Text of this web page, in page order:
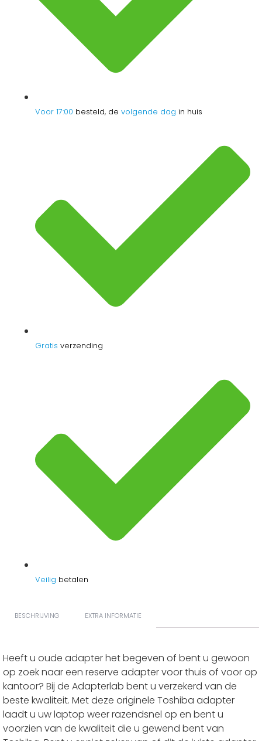
Voor 17:00 besteld, de volgende dag in huis
Gratis verzending
Veilig betalen
BESCHRIJVING EXTRA INFORMATIE
Heeft u oude adapter het begeven of bent u gewoon
op zoek naar een reserve adapter voor thuis of voor op
kantoor? Bij de Adapterlab bent u verzekerd van de
beste kwaliteit. Met deze originele Toshiba adapter
laadt u uw laptop weer razendsnel op en bent u
voorzien van de kwaliteit die u gewend bent van